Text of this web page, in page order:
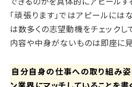
「頑張ります」ではアピールには
は数多くの志望動機をチェックし
内容や中身がないものは即座に見
自分自身の仕事への取り組み